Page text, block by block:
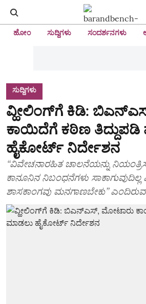
ಹೋಂ ಸುದ್ದಿಗಳು ಸಂದರ್ಶನಗಳು
ಸುದ್ದಿಗಳು
ವ್ಹೀಲಿಂಗ್‌ಗೆ ಕಿಡಿ:
ಕಾಯಿದೆಗೆ ಕಠಿಣ ತಿದ್ದುಪಡಿ
ಹೈಕೋರ್ಟ್‌ ನಿರ್ದೇಶನ
“ವಿವೇಚನಾರಹಿತ ಚಾಲನೆಯನ್ನು
ಕಾನೂನಿನ ನಿಬಂಧನೆಗಳು ಸಾಕಾಗುವುದಿಲ್ಲ
ಶಾಸಕಾಂಗವು ಮನಗಾಣಬೇಕು”